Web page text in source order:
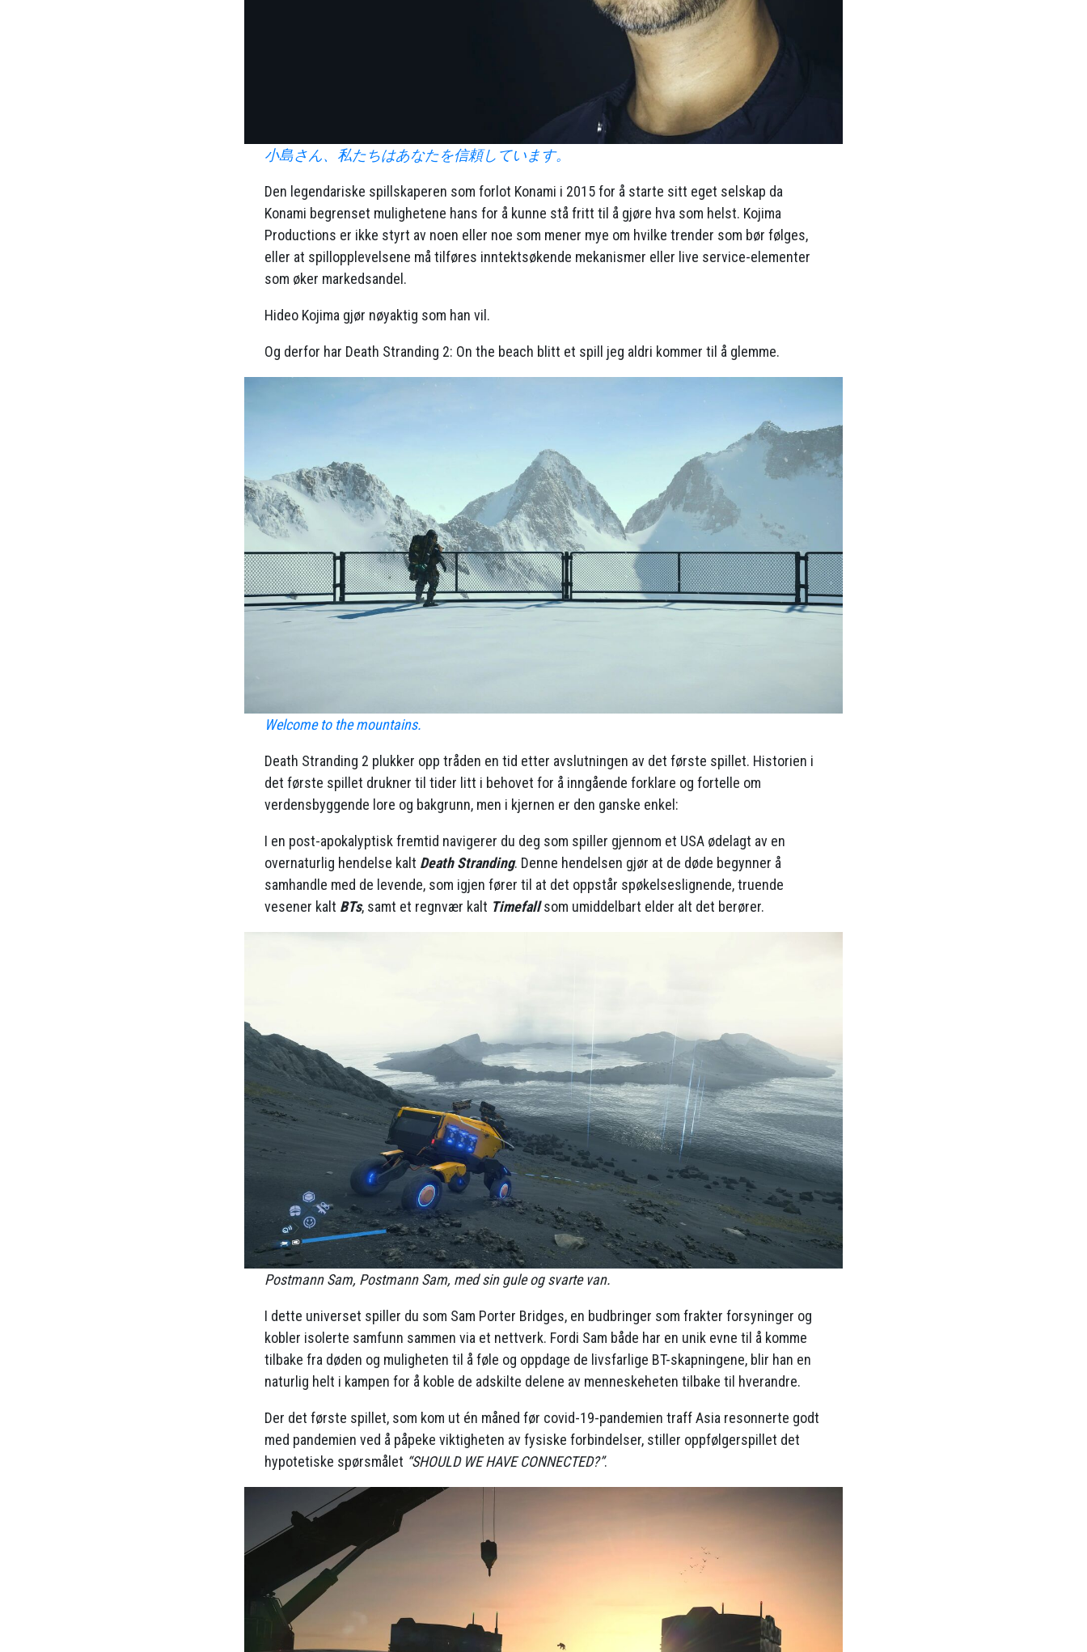
小島さん、私たちはあなたを信頼しています。
Den legendariske spillskaperen som forlot Konami i 2015 for å starte sitt eget selskap da
Konami begrenset mulighetene hans for å kunne stå fritt til å gjøre hva som helst. Kojima
Productions er ikke styrt av noen eller noe som mener mye om hvilke trender som bør følges,
eller at spillopplevelsene må tilføres inntektsøkende mekanismer eller live service-elementer
som øker markedsandel.
Hideo Kojima gjør nøyaktig som han vil.
Og derfor har Death Stranding 2: On the beach blitt et spill jeg aldri kommer til å glemme.
Welcome to the mountains.
Death Stranding 2 plukker opp tråden en tid etter avslutningen av det første spillet. Historien i
det første spillet drukner til tider litt i behovet for å inngående forklare og fortelle om
verdensbyggende lore og bakgrunn, men i kjernen er den ganske enkel:
I en post-apokalyptisk fremtid navigerer du deg som spiller gjennom et USA ødelagt av en
overnaturlig hendelse kalt Death Stranding. Denne hendelsen gjør at de døde begynner å
samhandle med de levende, som igjen fører til at det oppstår spøkelseslignende, truende
vesener kalt BTs, samt et regnvær kalt Timefallsom umiddelbart elder alt det berører.
Postmann Sam, Postmann Sam, med sin gule og svarte van.
I dette universet spiller du som Sam Porter Bridges, en budbringer som frakter forsyninger og
kobler isolerte samfunn sammen via et nettverk. Fordi Sam både har en unik evne til å komme
tilbake fra døden og muligheten til å føle og oppdage de livsfarlige BT-skapningene, blir han en
naturlig helt i kampen for å koble de adskilte delene av menneskeheten tilbake til hverandre.
Der det første spillet, som kom ut én måned før covid-19-pandemien traff Asia resonnerte godt
med pandemien ved å påpeke viktigheten av fysiske forbindelser, stiller oppfølgerspillet det
hypotetiske spørsmålet “SHOULD WE HAVE CONNECTED?”.